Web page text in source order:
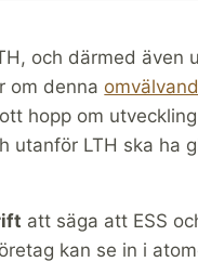
och därmed även
om denna
hopp om
utanför LTH ska ha
att säga att ESS
kan se in i